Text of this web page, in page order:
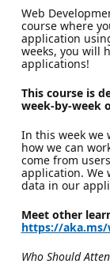
Web
course where
application
weeks, you will
applications!
This course is
week-by-week
In this week we
how we can
come from
application. We
data in our
Meet other
https://aka.ms/
Who Should